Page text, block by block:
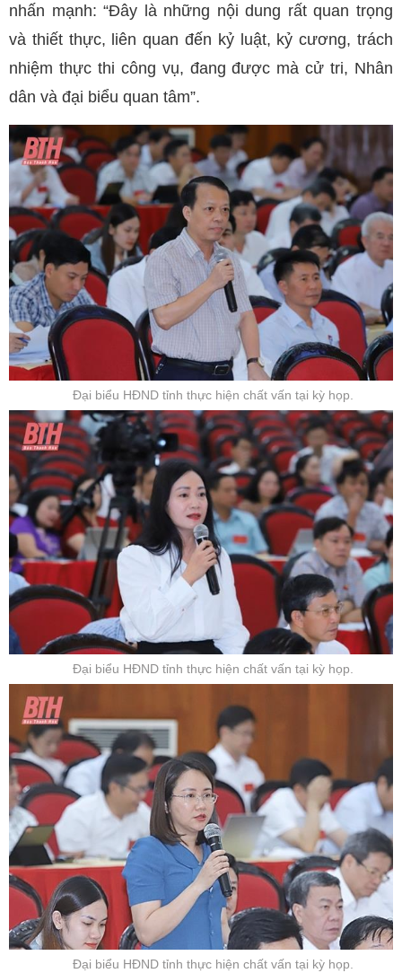
nhấn mạnh: “Đây là những nội dung rất quan trọng
và thiết thực, liên quan đến kỷ luật, kỷ cương, trách
nhiệm thực thi công vụ, đang được mà cử tri, Nhân
dân và đại biểu quan tâm”.
Đại biểu HĐND tỉnh thực hiện chất vấn tại kỳ họp.
Đại biểu HĐND tỉnh thực hiện chất vấn tại kỳ họp.
Đại biểu HĐND tỉnh thực hiện chất vấn tại kỳ họp.